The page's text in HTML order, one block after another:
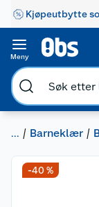
Kjøpeutbytte
Meny
... Barneklær
-40 %